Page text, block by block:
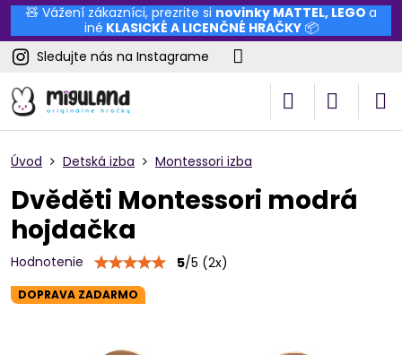
🧸 Vážení zákazníci, prezrite si novinky MATTEL, LEGO a
iné KLASICKÉ A LICENČNÉ HRAČKY📦
Sledujte nás na Instagrame
DOPRAVA ZADARMO
Úvod Detská izba Montessori izba
Dvěděti Montessori modrá
hojdačka
Hodnotenie 5/5 (2x)